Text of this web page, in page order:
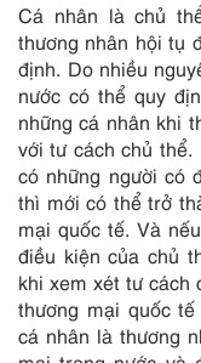
Cá nhân là chủ
thương nhân hội tụ
định. Do nhiều
nước có thể quy
những cá nhân khi
với tư cách chủ
có những người có
thì mới có thể trở
mại quốc tế. Và
điều kiện của chủ
khi xem xét tư cách
thương mại quốc
cá nhân là thương